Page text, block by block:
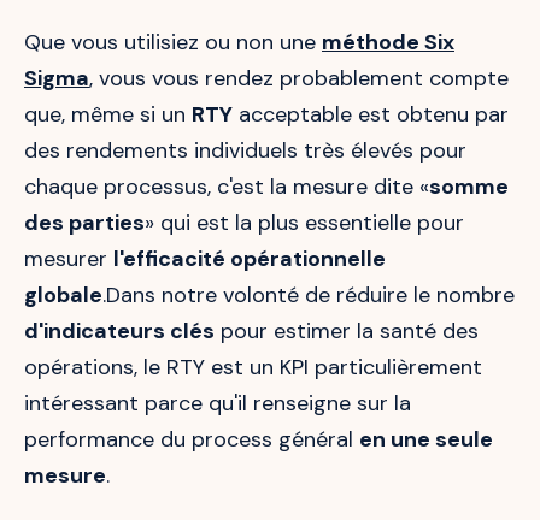
Que vous utilisiez ou non une méthode Six
Sigma, vous vous rendez probablement compte
que, même si un RTY acceptable est obtenu par
des rendements individuels très élevés pour
chaque processus, c'est la mesure dite «somme
des parties» qui est la plus essentielle pour
mesurer l'efficacité opérationnelle
globale.Dans notre volonté de réduire le nombre
d'indicateurs clés pour estimer la santé des
opérations, le RTY est un KPI particulièrement
intéressant parce qu'il renseigne sur la
performance du process général en une seule
mesure.